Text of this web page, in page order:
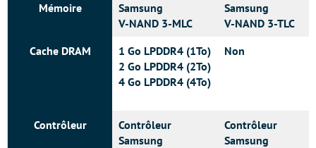
Mémoire
Samsung
V-NAND 3-MLC
Samsung
V-NAND 3-TLC
Cache DRAM
1 Go LPDDR4 (1To)
2 Go LPDDR4 (2To)
4 Go LPDDR4 (4To)
Non
Contrôleur
Contrôleur
Samsung
Contrôleur
Samsung